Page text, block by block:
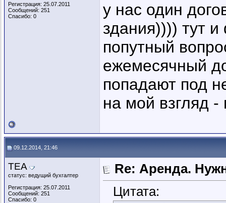
Регистрация: 25.07.2011
Сообщений: 251
Спасибо: 0
у нас один
здания)))) тут
попутный
ежемесячный
попадают под
на мой взгляд -
09.12.2014, 21:46
ТЕА
статус: ведущий бухгалтер
Регистрация: 25.07.2011
Сообщений: 251
Спасибо: 0
Re: Аренда.
Цитата: